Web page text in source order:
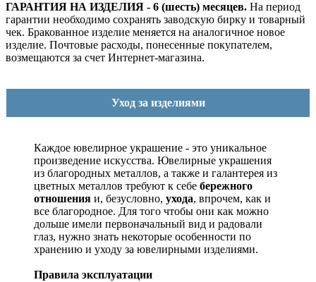
ГАРАНТИЯ НА ИЗДЕЛИЯ - 6 (шесть) месяцев. На период
гарантии необходимо сохранять заводскую бирку и товарный
чек. Бракованное изделие меняется на аналогичное новое
изделие. Почтовые расходы, понесенные покупателем,
возмещаются за счет Интернет-магазина.
Уход за изделиями
Каждое ювелирное украшение - это уникальное
произведение искусства. Ювелирные украшения
из благородных металлов, а также и галантерея из
цветных металлов требуют к себе бережного
отношения и, безусловно, ухода, впрочем, как и
все благородное. Для того чтобы они как можно
дольше имели первоначальный вид и радовали
глаз, нужно знать некоторые особенности по
хранению и уходу за ювелирными изделиями.
Правила эксплуатации